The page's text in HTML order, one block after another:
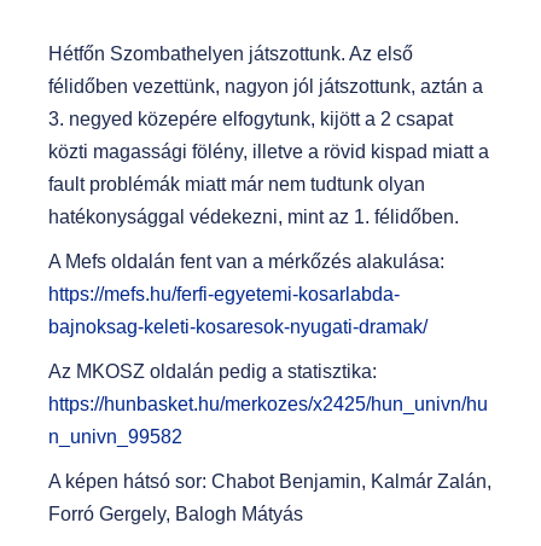
Hétfőn Szombathelyen játszottunk. Az első
félidőben vezettünk, nagyon jól játszottunk, aztán a
3. negyed közepére elfogytunk, kijött a 2 csapat
közti magassági fölény, illetve a rövid kispad miatt a
fault problémák miatt már nem tudtunk olyan
hatékonysággal védekezni, mint az 1. félidőben.
A Mefs oldalán fent van a mérkőzés alakulása:
https://mefs.hu/ferfi-egyetemi-kosarlabda-
bajnoksag-keleti-kosaresok-nyugati-dramak/
Az MKOSZ oldalán pedig a statisztika:
https://hunbasket.hu/merkozes/x2425/hun_univn/hu
n_univn_99582
A képen hátsó sor: Chabot Benjamin, Kalmár Zalán,
Forró Gergely, Balogh Mátyás